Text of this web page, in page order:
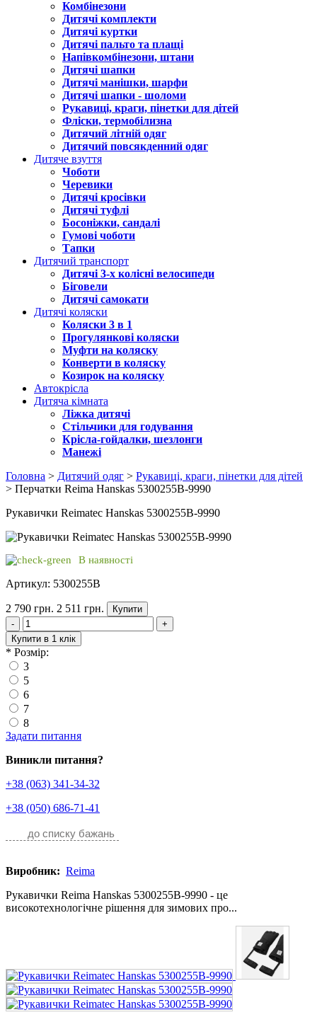
Комбінезони
Дитячі комплекти
Дитячі куртки
Дитячі пальто та плащі
Напівкомбінезони, штани
Дитячі шапки
Дитячі манішки, шарфи
Дитячі шапки - шоломи
Рукавиці, краги, пінетки для дітей
Фліски, термобілизна
Дитячий літній одяг
Дитячий повсякденний одяг
Дитяче взуття
Чоботи
Черевики
Дитячі кросівки
Дитячі туфлі
Босоніжки, сандалі
Гумові чоботи
Тапки
Дитячий транспорт
Дитячі 3-х колісні велосипеди
Біговели
Дитячі самокати
Дитячі коляски
Коляски 3 в 1
Прогулянкові коляски
Муфти на коляску
Конверти в коляску
Козирок на коляску
Автокрісла
Дитяча кімната
Ліжка дитячі
Стільчики для годування
Крісла-гойдалки, шезлонги
Манежі
Головна > Дитячий одяг > Рукавиці, краги, пінетки для дітей
> Перчатки Reima Hanskas 5300255B-9990
Рукавички Reimatec Hanskas 5300255B-9990
В наявності
Артикул: 5300255B
2 790 грн. 2 511 грн.
Купити
-
+
Купити в 1 клік
* Розмір:
3
5
6
7
8
Задати питання
Виникли питання?
+38 (063) 341-34-32
+38 (050) 686-71-41
до списку бажань
Виробник: Reima
Рукавички Reima Hanskas 5300255B-9990 - це
високотехнологічне рішення для зимових про...